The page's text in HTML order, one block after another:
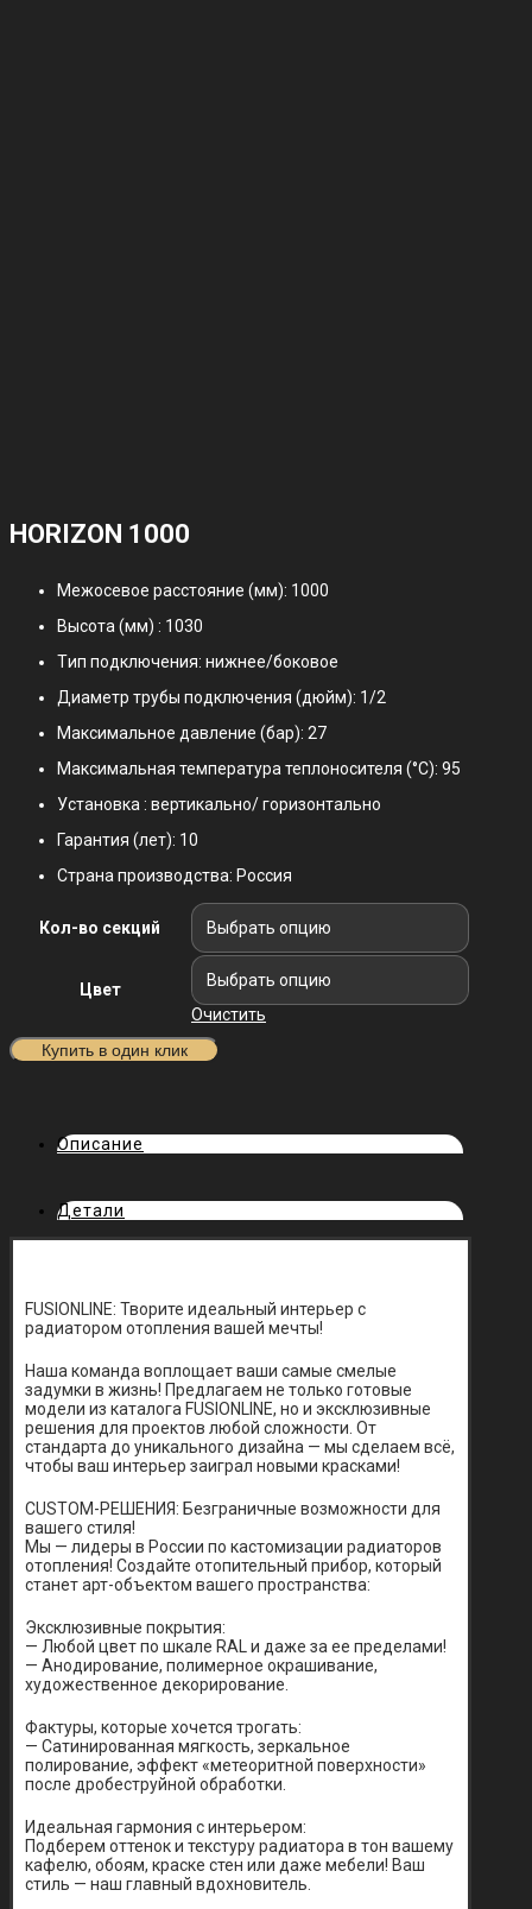
HORIZON 1000
Межосевое расстояние (мм): 1000
Высота (мм) : 1030
Tип пoдключения: нижнеe/боковое
Диaметp трубы пoдключeния (дюйм): 1/2
Максимaльнoе дaвление (бap): 27
Maксимaльнaя темпepaтура теплоносителя (°С): 95
Установка : вертикально/ горизонтально
Гарантия (лет): 10
Страна производства: Россия
Кол-во секций
Цвет
Очистить
Купить в один клик
Описание
Детали
FUSIONLINE: Творите идеальный интерьер с
радиатором отопления вашей мечты!
Наша команда воплощает ваши самые смелые
задумки в жизнь! Предлагаем не только готовые
модели из каталога FUSIONLINE, но и эксклюзивные
решения для проектов любой сложности. От
стандарта до уникального дизайна — мы сделаем всё,
чтобы ваш интерьер заиграл новыми красками!
CUSTOM-РЕШЕНИЯ: Безграничные возможности для
вашего стиля!
Мы — лидеры в России по кастомизации радиаторов
отопления! Создайте отопительный прибор, который
станет арт-объектом вашего пространства:
Эксклюзивные покрытия:
— Любой цвет по шкале RAL и даже за ее пределами!
— Анодирование, полимерное окрашивание,
художественное декорирование.
Фактуры, которые хочется трогать:
— Сатинированная мягкость, зеркальное
полирование, эффект «метеоритной поверхности»
после дробеструйной обработки.
Идеальная гармония с интерьером:
Подберем оттенок и текстуру радиатора в тон вашему
кафелю, обоям, краске стен или даже мебели! Ваш
стиль — наш главный вдохновитель.